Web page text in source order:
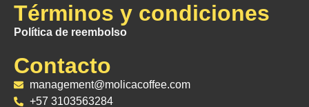
Términos y condiciones
Política de reembolso
Contacto
management@molicacoffee.com
+57 3103563284